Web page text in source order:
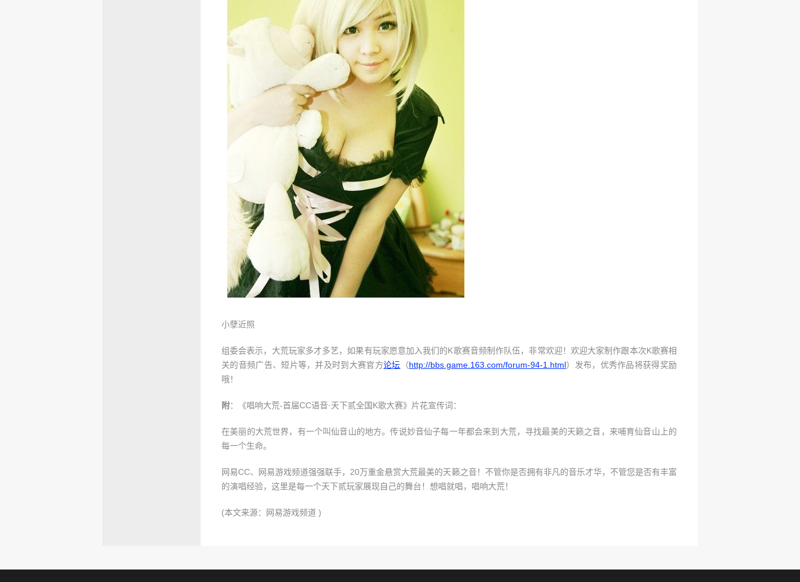
小孽近照
组委会表示，大荒玩家多才多艺，如果有玩家愿意加入我们的K歌赛音频制作队伍，非常欢迎！欢迎大家制作跟本次K歌赛相
关的音频广告、短片等，并及时到大赛官方论坛 （http://bbs.game.163.com/forum-94-1.html）发布，优秀作品将获得奖励
哦！
附：《唱响大荒-首届CC语音·天下贰全国K歌大赛》片花宣传词：
在美丽的大荒世界，有一个叫仙音山的地方。传说妙音仙子每一年都会来到大荒，寻找最美的天籁之音，来哺育仙音山上的
每一个生命。
网易CC、网易游戏频道强强联手，20万重金悬赏大荒最美的天籁之音！不管你是否拥有非凡的音乐才华，不管您是否有丰富
的演唱经验，这里是每一个天下贰玩家展现自己的舞台！想唱就唱，唱响大荒！
(本文来源：网易游戏频道)